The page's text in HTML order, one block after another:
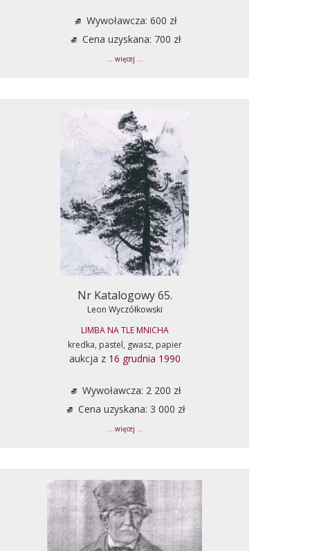
Wywoławcza: 600 zł
Cena uzyskana: 700 zł
... więcej ...
Nr Katalogowy 65.
Leon Wyczółkowski
LIMBA NA TLE MNICHA
kredka, pastel, gwasz, papier
aukcja z 16 grudnia 1990
Wywoławcza: 2 200 zł
Cena uzyskana: 3 000 zł
... więcej ...